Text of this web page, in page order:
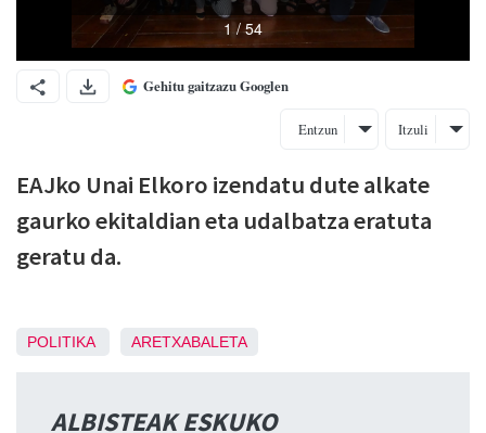
Gehitu gaitzazu Googlen
Entzun Itzuli
EAJko Unai Elkoro izendatu dute alkate
gaurko ekitaldian eta udalbatza eratuta
geratu da.
POLITIKA ARETXABALETA
ALBISTEAK ESKUKO